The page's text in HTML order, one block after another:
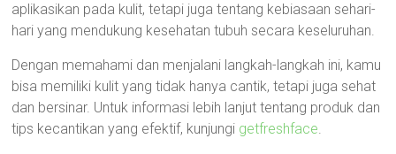
aplikasikan pada kulit, tetapi juga tentang kebiasaan sehari-
hari yang mendukung kesehatan tubuh secara keseluruhan.
Dengan memahami dan menjalani langkah-langkah ini, kamu
bisa memiliki kulit yang tidak hanya cantik, tetapi juga sehat
dan bersinar. Untuk informasi lebih lanjut tentang produk dan
tips kecantikan yang efektif, kunjungi getfreshface.